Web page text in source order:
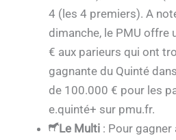
4 (les 4 premiers). A
dimanche, le PMU offre
€ aux parieurs qui ont
gagnante du Quinté
de 100.000 € pour les
e.quinté+ sur pmu.fr.
Le Multi : Pour gagner